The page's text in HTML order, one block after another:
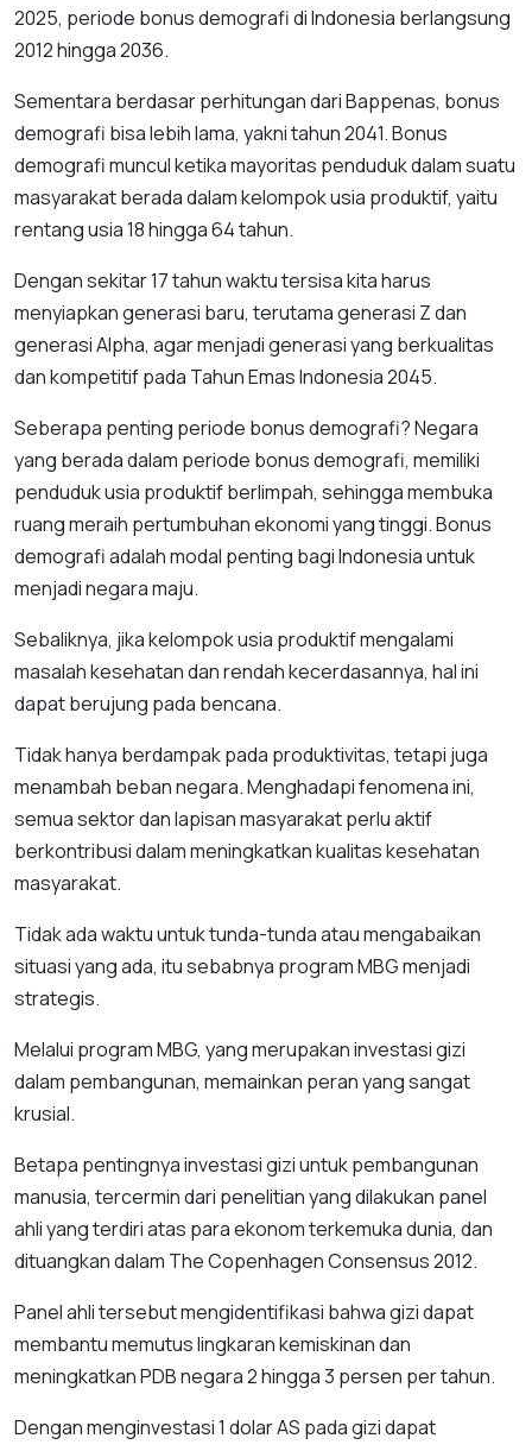
2025, periode bonus demografi di Indonesia berlangsung
2012 hingga 2036.
Sementara berdasar perhitungan dari Bappenas, bonus
demografi bisa lebih lama, yakni tahun 2041. Bonus
demografi muncul ketika mayoritas penduduk dalam suatu
masyarakat berada dalam kelompok usia produktif, yaitu
rentang usia 18 hingga 64 tahun.
Dengan sekitar 17 tahun waktu tersisa kita harus
menyiapkan generasi baru, terutama generasi Z dan
generasi Alpha, agar menjadi generasi yang berkualitas
dan kompetitif pada Tahun Emas Indonesia 2045.
Seberapa penting periode bonus demografi? Negara
yang berada dalam periode bonus demografi, memiliki
penduduk usia produktif berlimpah, sehingga membuka
ruang meraih pertumbuhan ekonomi yang tinggi. Bonus
demografi adalah modal penting bagi Indonesia untuk
menjadi negara maju.
Sebaliknya, jika kelompok usia produktif mengalami
masalah kesehatan dan rendah kecerdasannya, hal ini
dapat berujung pada bencana.
Tidak hanya berdampak pada produktivitas, tetapi juga
menambah beban negara. Menghadapi fenomena ini,
semua sektor dan lapisan masyarakat perlu aktif
berkontribusi dalam meningkatkan kualitas kesehatan
masyarakat.
Tidak ada waktu untuk tunda-tunda atau mengabaikan
situasi yang ada, itu sebabnya program MBG menjadi
strategis.
Melalui program MBG, yang merupakan investasi gizi
dalam pembangunan, memainkan peran yang sangat
krusial.
Betapa pentingnya investasi gizi untuk pembangunan
manusia, tercermin dari penelitian yang dilakukan panel
ahli yang terdiri atas para ekonom terkemuka dunia, dan
dituangkan dalam The Copenhagen Consensus 2012.
Panel ahli tersebut mengidentifikasi bahwa gizi dapat
membantu memutus lingkaran kemiskinan dan
meningkatkan PDB negara 2 hingga 3 persen per tahun.
Dengan menginvestasi 1 dolar AS pada gizi dapat